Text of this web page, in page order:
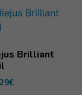
Brilliant
€